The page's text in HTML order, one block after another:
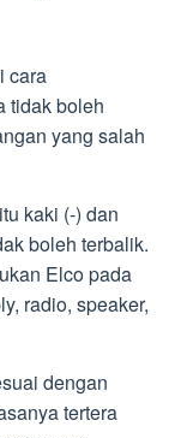
cara
tidak boleh
yang salah
kaki (-) dan
boleh terbalik.
Elco pada
radio, speaker,
dengan
tertera